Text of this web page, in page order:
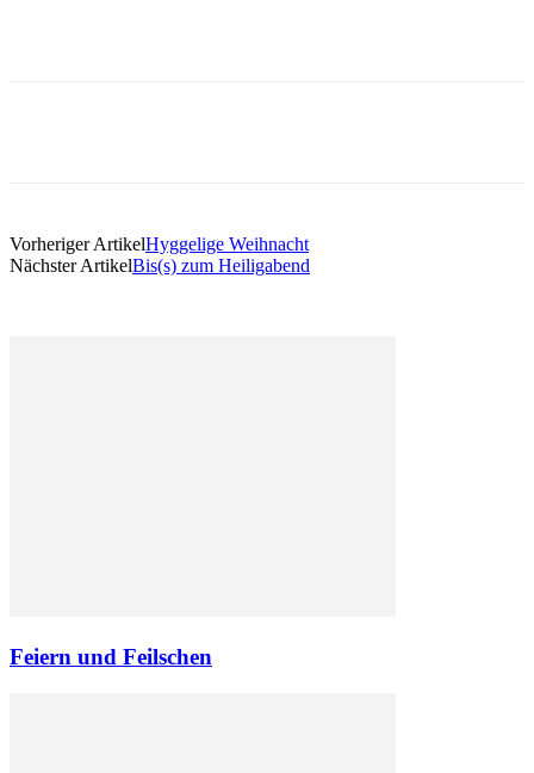
Vorheriger ArtikelHyggelige Weihnacht
Nächster ArtikelBis(s) zum Heiligabend
Feiern und Feilschen